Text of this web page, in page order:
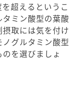
超えるというこ
ミン酸型の葉酸
取には気を付け
グルタミン酸型
を選びましょ